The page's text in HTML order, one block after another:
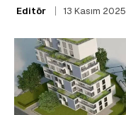
Editör 13 Kasım 2025